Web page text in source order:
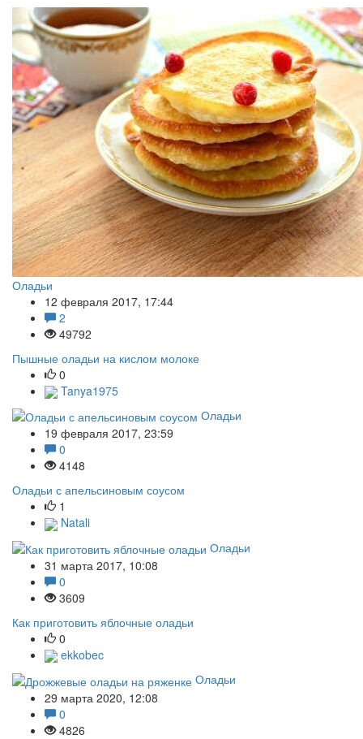
Оладьи
12 февраля 2017, 17:44
2
49792
Пышные оладьи на кислом молоке
0
Tanya1975
Оладьи
19 февраля 2017, 23:59
0
4148
Оладьи с апельсиновым соусом
1
Natali
Оладьи
31 марта 2017, 10:08
0
3609
Как приготовить яблочные оладьи
0
ekkobec
Оладьи
29 марта 2020, 12:08
0
4826